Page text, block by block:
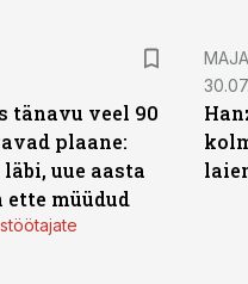
tänavu veel 90
plaane:
uue aasta
müüdud